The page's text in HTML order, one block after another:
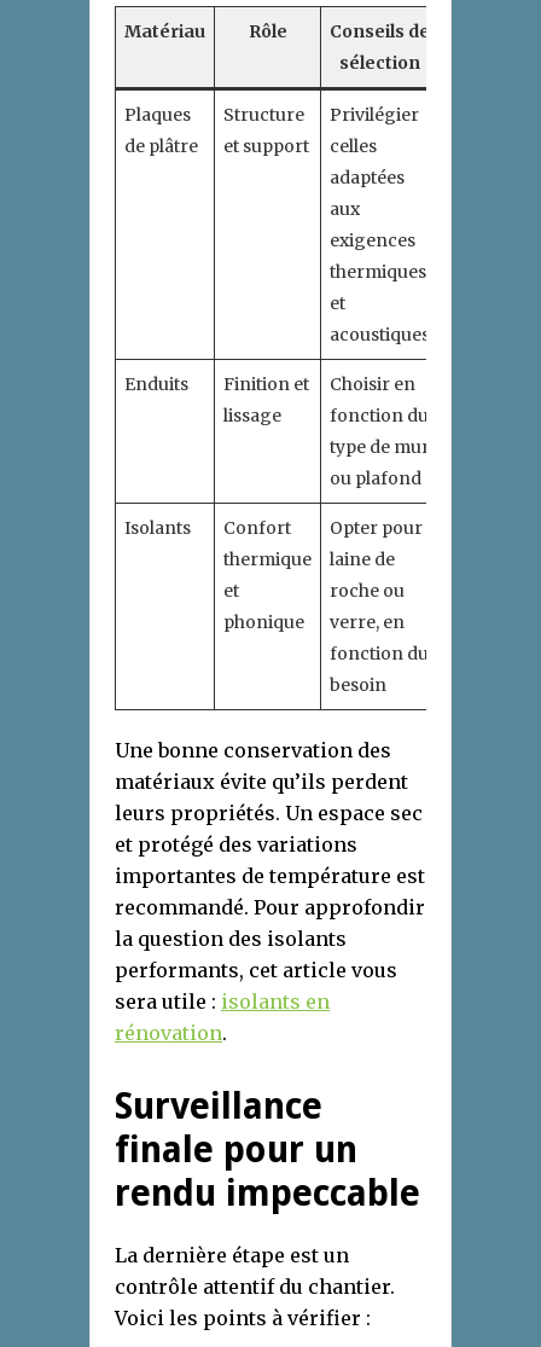
Matériau Rôle
Conseils de
sélection
Plaques
de plâtre
Structure
et support
Privilégier
celles
adaptées
aux
exigences
thermiques
et
acoustiques
Enduits
Finition et
lissage
Choisir en
fonction du
type de mur
ou plafond
Isolants
Confort
thermique
et
phonique
Opter pour
laine de
roche ou
verre, en
fonction du
besoin
Une bonne conservation des
matériaux évite qu’ils perdent
leurs propriétés. Un espace sec
et protégé des variations
importantes de température est
recommandé. Pour approfondir
la question des isolants
performants, cet article vous
sera utile : isolants en
rénovation.
Surveillance
finale pour un
rendu impeccable
La dernière étape est un
contrôle attentif du chantier.
Voici les points à vérifier :